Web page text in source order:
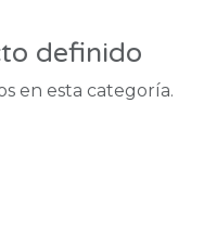
definido
en esta categoría.